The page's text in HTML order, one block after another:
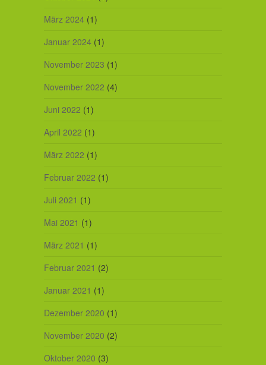
März 2024(1)
Januar 2024(1)
November 2023 (1)
November 2022 (4)
Juni 2022 (1)
April 2022 (1)
März 2022 (1)
Februar 2022 (1)
Juli 2021 (1)
Mai 2021 (1)
März 2021 (1)
Februar 2021 (2)
Januar 2021 (1)
Dezember 2020 (1)
November 2020 (2)
Oktober 2020 (3)